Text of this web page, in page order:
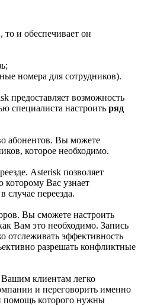
и обеспечивает он
номера для сотрудников).
предоставляет возможность
специалиста настроить ряд
абонентов. Вы можете
которое необходимо.
Asterisk позволяет
которому Вас узнает
случае переезда.
Вы сможете настроить
Вам это необходимо. Запись
отслеживать эффективность
разрешать конфликтные
клиентам легко
и переговорить именно
помощь которого нужны